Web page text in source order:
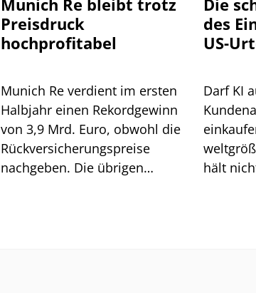
Munich Re bleibt trotz
Preisdruck
hochprofitabel
Munich Re verdient im ersten
Halbjahr einen Rekordgewinn
von 3,9 Mrd. Euro, obwohl die
Rückversicherungspreise
nachgeben. Die übrigen
Die
des
US-
haben
Darf KI
hält